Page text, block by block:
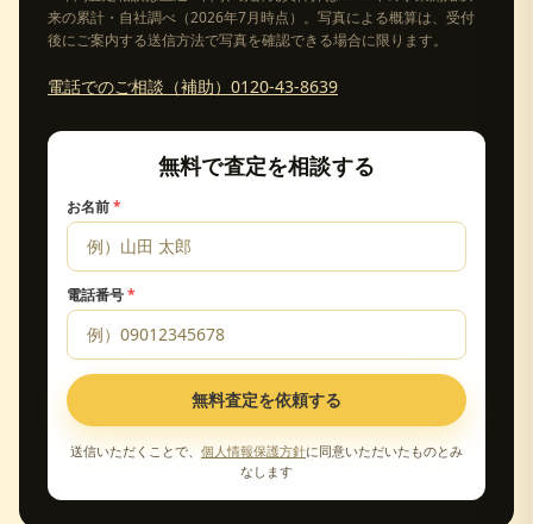
来の累計・自社調べ（2026年7月時点）。写真による概算は、受付
後にご案内する送信方法で写真を確認できる場合に限ります。
電話でのご相談（補助）0120-43-8639
無料で査定を相談する
お名前*
電話番号*
無料査定を依頼する
送信いただくことで、 個人情報保護方針に同意いただいたものとみ
なします